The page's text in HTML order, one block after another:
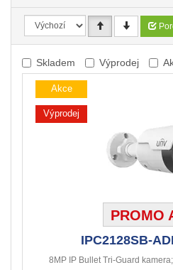
Skladem Výprodej
Akce
Výprodej
PROMO
IPC2128SB-
8MP IP Bullet Tri-Guard